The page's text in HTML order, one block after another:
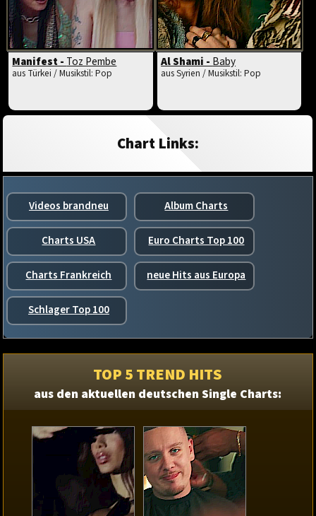
Manifest -Toz Pembe
aus Türkei / Musikstil: Pop
Al Shami -Baby
aus Syrien / Musikstil: Pop
Chart Links:
Videos brandneu Album Charts
Charts USA Euro Charts Top 100
Charts Frankreich neue Hits aus Europa
Schlager Top 100
TOP 5 TREND HITS
aus den aktuellen deutschen Single Charts: